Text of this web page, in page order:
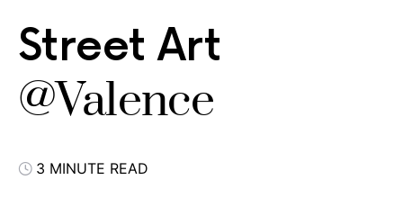
Street Art
@Valence
3 MINUTE READ